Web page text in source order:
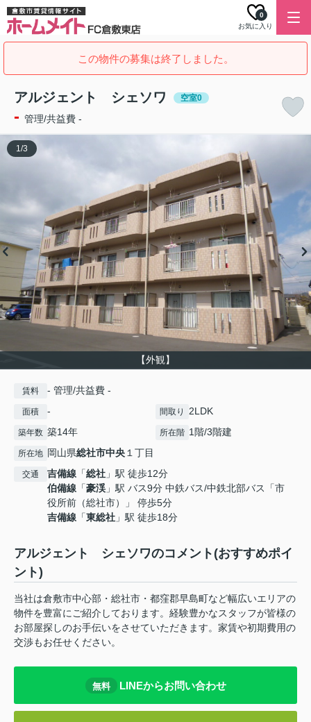
お気に入り
0
この物件の募集は終了しました。
アルジェント シェソワ 空室0
- 管理/共益費 -
【外観】
1/3
賃料 - 管理/共益費 -
面積 - 間取り 2LDK
築年数 築14年 所在階 1階/3階建
所在地 岡山県総社市中央１丁目
交通 吉備線 「総社 」駅 徒歩12分
伯備線 「豪渓 」駅 バス9分 中鉄バス/中鉄北部バス「市
役所前（総社市）」 停歩5分
吉備線 「東総社 」駅 徒歩18分
アルジェント シェソワのコメント(おすすめポイ
ント)
当社は倉敷市中心部・総社市・都窪郡早島町など幅広いエリアの
物件を豊富にご紹介しております。経験豊かなスタッフが皆様の
お部屋探しのお手伝いをさせていただきます。家賃や初期費用の
交渉もお任せください。
無料 LINEからお問い合わせ